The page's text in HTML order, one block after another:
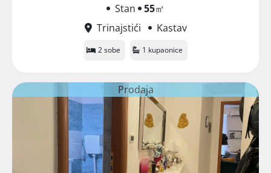
Stan 55㎡
Trinajstići
Kastav
2 sobe 1 kupaonice
Prodaja